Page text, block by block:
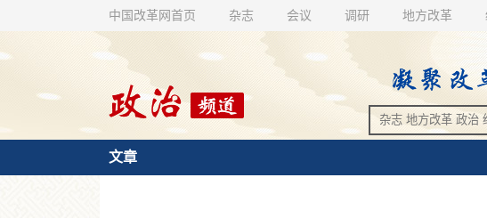
中国改革网首页 杂志 会议 调研 地方改革
文章